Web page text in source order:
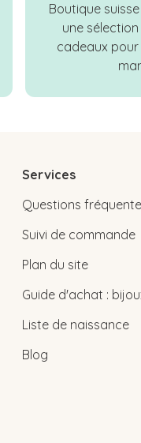
Boutique
une
cadeaux
Services
Questions
Suivi de commande
Plan du site
Guide d'achat :
Liste de naissance
Blog